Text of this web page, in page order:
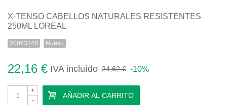
X-TENSO CABELLOS NATURALES RESISTENTES
250ML LOREAL
20063348 Nuevo
22,16 € IVA incluído 24,62 € -10%
-
+
AÑADIR AL CARRITO